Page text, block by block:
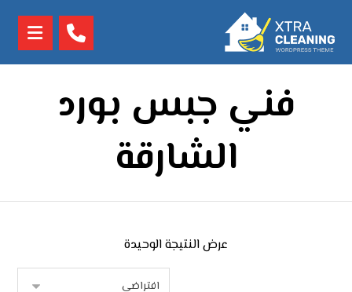
فني جبس بورد
الشارقة
عرض النتيجة الوحيدة